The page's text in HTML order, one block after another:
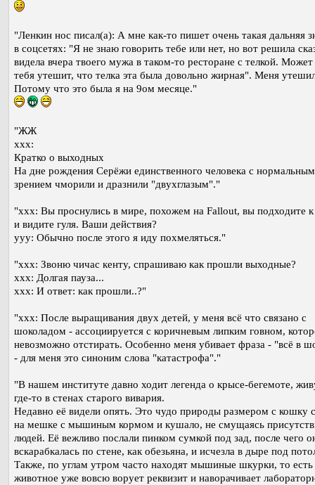
"Ленкин нос писал(а): А мне как-то пишет очень такая дальняя
в соцсетях: "Я не знаю говорить тебе или нет, но вот решила
видела вчера твоего мужа в таком-то ресторане с телкой.
тебя утешит, что телка эта была довольно жирная". Меня
Потому что это была я на 9ом месяце."
"ЖЖ
xxx:
Кратко о выходных
На дне рождения Серёжи единственного человека с нормальным
зрением чморили и дразнили "двухглазым"."
"xxx: Вы проснулись в мире, похожем на Fallout, вы подходите к
и видите гуля. Ваши действия?
yyy: Обычно после этого я иду похмеляться."
"xxx: Звоню чичас кенту, спрашиваю как прошли выходные?
xxx: Долгая пауза...
xxx: И ответ: как прошли..?"
"xxx: После выращивания двух детей, у меня всё что связано с
шоколадом - ассоциируется с коричневым липким говном,
невозможно отстирать. Особенно меня убивает фраза - "всё в
- для меня это синоним слова "катастрофа"."
"В нашем институте давно ходит легенда о крысе-бегемоте,
где-то в стенах старого вивария.
Недавно её видели опять. Это чудо природы размером с кошку
на мешке с мышиным кормом и кушало, не смущаясь
людей. Её вежливо послали пинком сумкой под зад, после чего
вскарабкалась по стене, как обезьяна, и исчезла в дыре под
Также, по углам утром часто находят мышиные шкурки, то есть
животное уже вовсю ворует реквизит и наворачивает